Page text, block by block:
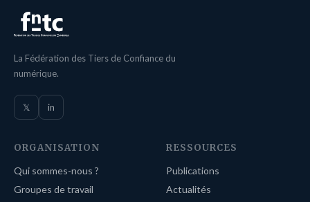
La Fédération des Tiers de Confiance du
numérique.
𝕏 in
ORGANISATION
Qui sommes-nous ?
Groupes de travail
RESSOURCES
Publications
Actualités